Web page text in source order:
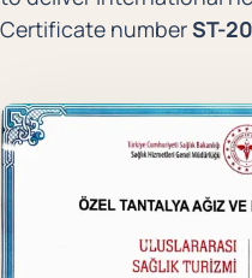
Certificate numberST-